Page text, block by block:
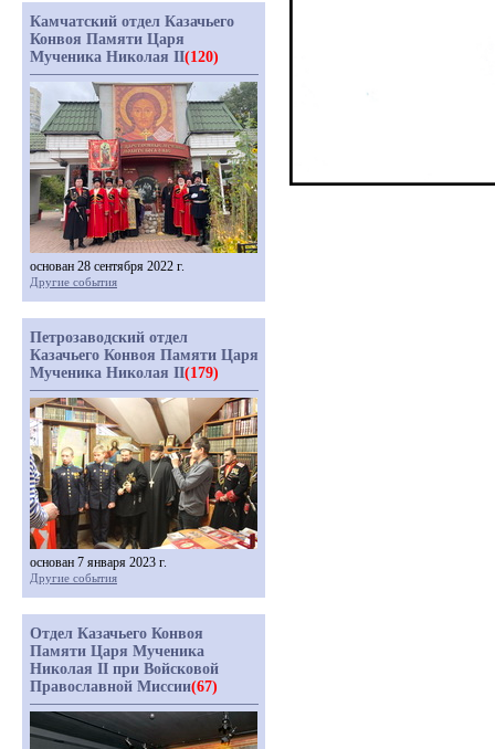
Камчатский отдел Казачьего
Конвоя Памяти Царя
Мученика Николая II(120)
основан 28 сентября 2022 г.
Другие события
Петрозаводский отдел
Казачьего Конвоя Памяти Царя
Мученика Николая II(179)
основан 7 января 2023 г.
Другие события
Отдел Казачьего Конвоя
Памяти Царя Мученика
Николая II при Войсковой
Православной Миссии(67)